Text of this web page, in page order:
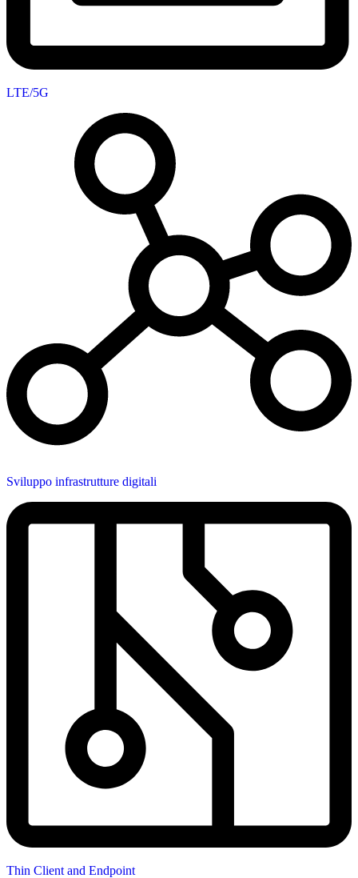
LTE/5G
Sviluppo infrastrutture digitali
Thin Client and Endpoint